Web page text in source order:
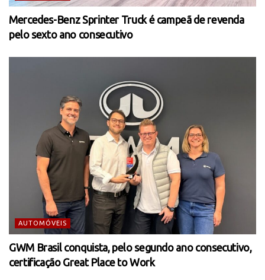
Mercedes-Benz Sprinter Truck é campeã de revenda
pelo sexto ano consecutivo
AUTOMÓVEIS
GWM Brasil conquista, pelo segundo ano consecutivo,
certificação Great Place to Work